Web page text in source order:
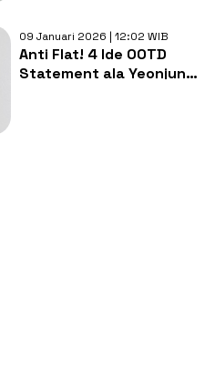
09 Januari 2026 | 12:02 WIB
Anti Flat! 4 Ide OOTD
Statement ala Yeonjun